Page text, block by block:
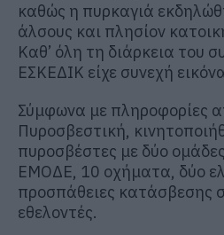
καθώς η πυρκαγιά
άλσους και πλησίον
Καθ’ όλη τη διάρκεια του
ΕΣΚΕΔΙΚ είχε συνεχή
Σύμφωνα με πληροφορίες
Πυροσβεστική,
πυροσβέστες με δύο
ΕΜΟΔΕ, 10 οχήματα, δύο
προσπάθειες κατάσβεσης
εθελοντές.